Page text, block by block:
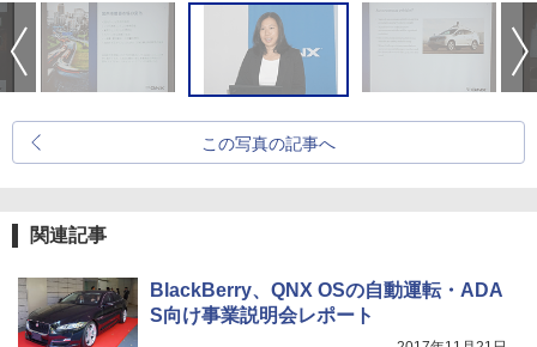
この写真の記事へ
関連記事
BlackBerry、QNX OSの自動運転・ADA
S向け事業説明会レポート